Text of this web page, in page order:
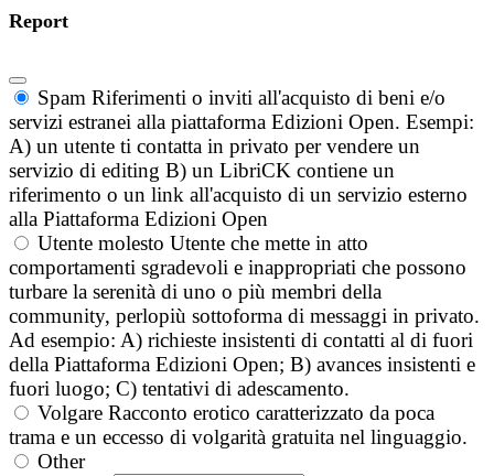
Report
Spam Riferimenti o inviti all'acquisto di beni e/o
servizi estranei alla piattaforma Edizioni Open. Esempi:
A) un utente ti contatta in privato per vendere un
servizio di editing B) un LibriCK contiene un
riferimento o un link all'acquisto di un servizio esterno
alla Piattaforma Edizioni Open
Utente molesto Utente che mette in atto
comportamenti sgradevoli e inappropriati che possono
turbare la serenità di uno o più membri della
community, perlopiù sottoforma di messaggi in privato.
Ad esempio: A) richieste insistenti di contatti al di fuori
della Piattaforma Edizioni Open; B) avances insistenti e
fuori luogo; C) tentativi di adescamento.
Volgare Racconto erotico caratterizzato da poca
trama e un eccesso di volgarità gratuita nel linguaggio.
Other